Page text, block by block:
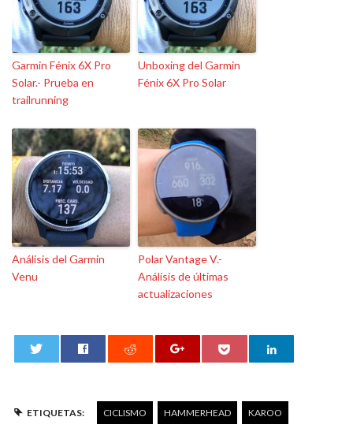
Garmin Fénix 6X Pro
Solar.- Prueba en
trailrunning
Unboxing del Garmin
Fénix 6X Pro Solar
Análisis del Garmin
Venu
Polar Vantage V.-
Análisis de últimas
actualizaciones
ETIQUETAS: CICLISMO HAMMERHEAD KAROO